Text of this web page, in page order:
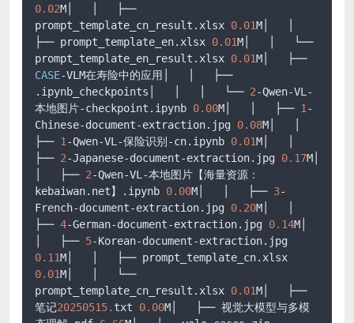
0.02M│   │   ├──
prompt_template_cn_result.xlsx 0.01M│   │
├── prompt_template_en.xlsx 0.01M│   │   └──
prompt_template_en_result.xlsx 0.01
M│   ├──
CASE-VLM在寿险中的应用│   │   ├──
.ipynb_checkpoints│   │   │   └── 2-Qwen-VL-
本地图片-checkpoint.ipynb 0.00M│   │   ├── 1-
Chinese-document-extraction.jpg 0.08M│   │
├── 1-Qwen-VL-保险识别-cn.ipynb 0.01M│   │
├── 2-Japanese-document-extraction.jpg 0.17M│
│   ├── 2-Qwen-VL-本地图片【海量资源：
kebaiwan.net】.ipynb 0.00M│   │   ├── 3-
French-document-extraction.jpg 0.20M│   │
├── 4-German-document-extraction.jpg 0.14M│
│   ├── 5
0.11
0.01M│   │   └──
prompt_template_cn_result.xlsx 0.01M│   ├──
笔记20250515. txt 0.00M│   ├── 视觉大模型与多模